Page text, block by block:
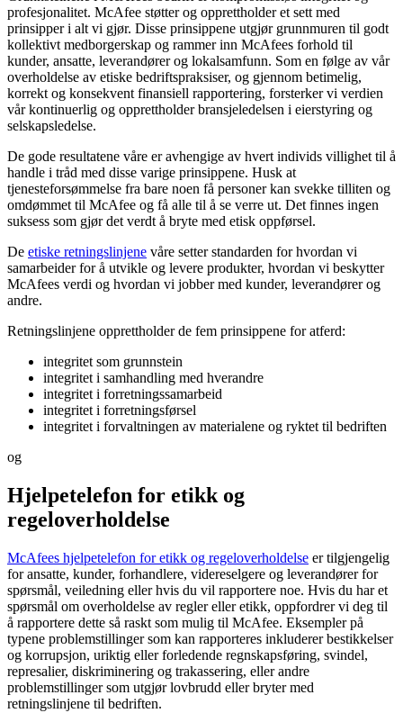
profesjonalitet. McAfee støtter og opprettholder et sett med
prinsipper i alt vi gjør. Disse prinsippene utgjør grunnmuren til godt
kollektivt medborgerskap og rammer inn McAfees forhold til
kunder, ansatte, leverandører og lokalsamfunn. Som en følge av vår
overholdelse av etiske bedriftspraksiser, og gjennom betimelig,
korrekt og konsekvent finansiell rapportering, forsterker vi verdien
vår kontinuerlig og opprettholder bransjeledelsen i eierstyring og
selskapsledelse.
De gode resultatene våre er avhengige av hvert individs villighet til å
handle i tråd med disse varige prinsippene. Husk at
tjenesteforsømmelse fra bare noen få personer kan svekke tilliten og
omdømmet til McAfee og få alle til å se verre ut. Det finnes ingen
suksess som gjør det verdt å bryte med etisk oppførsel.
De etiske retningslinjene våre setter standarden for hvordan vi
samarbeider for å utvikle og levere produkter, hvordan vi beskytter
McAfees verdi og hvordan vi jobber med kunder, leverandører og
andre.
Retningslinjene opprettholder de fem prinsippene for atferd:
integritet som grunnstein
integritet i samhandling med hverandre
integritet i forretningssamarbeid
integritet i forretningsførsel
integritet i forvaltningen av materialene og ryktet til bedriften
og
Hjelpetelefon for etikk og
regeloverholdelse
McAfees hjelpetelefon for etikk og regeloverholdelse er tilgjengelig
for ansatte, kunder, forhandlere, videreselgere og leverandører for
spørsmål, veiledning eller hvis du vil rapportere noe. Hvis du har et
spørsmål om overholdelse av regler eller etikk, oppfordrer vi deg til
å rapportere dette så raskt som mulig til McAfee. Eksempler på
typene problemstillinger som kan rapporteres inkluderer bestikkelser
og korrupsjon, uriktig eller forledende regnskapsføring, svindel,
represalier, diskriminering og trakassering, eller andre
problemstillinger som utgjør lovbrudd eller bryter med
retningslinjene til bedriften.